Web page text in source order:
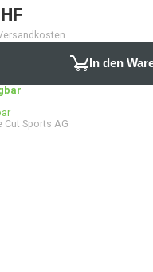
In den
Cut Sports AG